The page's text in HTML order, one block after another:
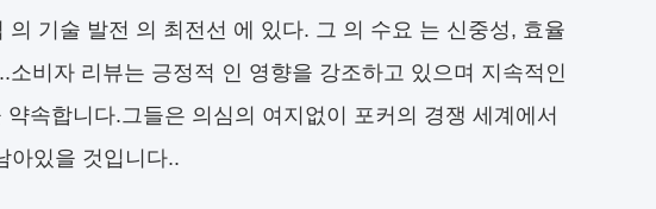
기술 발전 의 최전선 에 있다. 그 의 수요 는 신중성, 효율
비자 리뷰는 긍정적 인 영향을 강조하고 있으며 지속적인
속합니다.그들은 의심의 여지없이 포커의 경쟁 세계에서
아있을 것입니다..